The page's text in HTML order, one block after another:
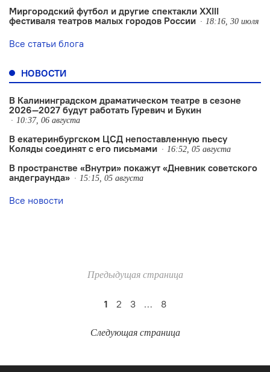
Миргородский футбол и другие спектакли XXIII
фестиваля театров малых городов России
18:16, 30 июля
Все статьи блога
НОВОСТИ
В Калининградском драматическом театре в сезоне
2026—2027 будут работать Гуревич и Букин
10:37, 06 августа
В екатеринбургском ЦСД непоставленную пьесу
Коляды соединят с его письмами
16:52, 05 августа
В пространстве «Внутри» покажут «Дневник советского
андеграунда»
15:15, 05 августа
Все новости
Предыдущая страница
1 2 3 … 8
Следующая страница